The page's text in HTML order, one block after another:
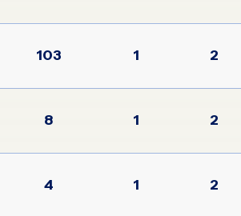
2
1
103
2
1
8
2
1
4